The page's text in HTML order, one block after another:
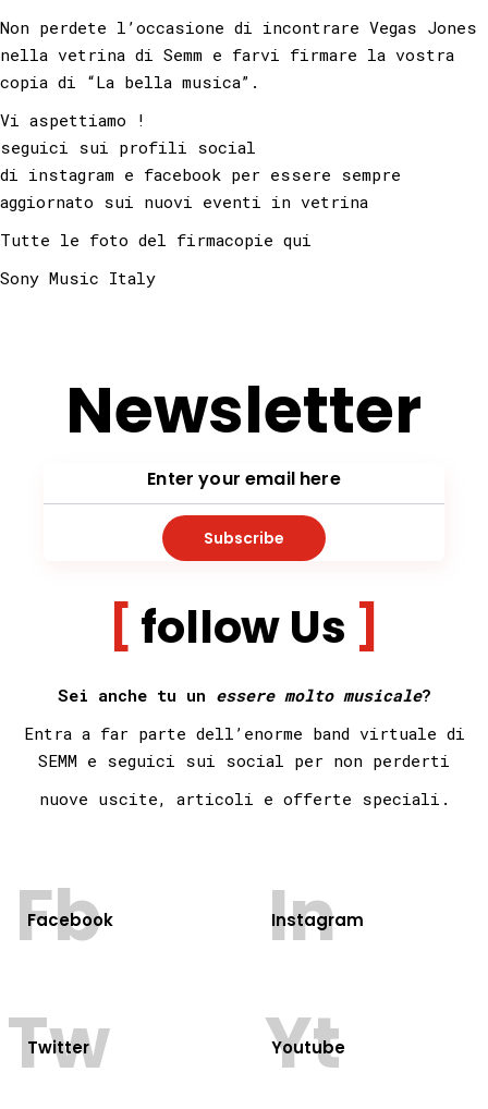
Non perdete l’occasione di incontrare Vegas Jones
nella vetrina di Semm e farvi firmare la vostra
copia di “La bella musica”.
Vi aspettiamo !
seguici sui profili social
di instagram e facebook per essere sempre
aggiornato sui nuovi eventi in vetrina
Tutte le foto del firmacopie qui
Sony Music Italy
Newsletter
Subscribe
follow Us
Sei anche tu un essere molto musicale?
Entra a far parte dell’enorme band virtuale di
SEMM e seguici sui social per non perderti
nuove uscite, articoli e offerte speciali.
Fb
Facebook In
Instagram
Tw
Twitter Yt
Youtube